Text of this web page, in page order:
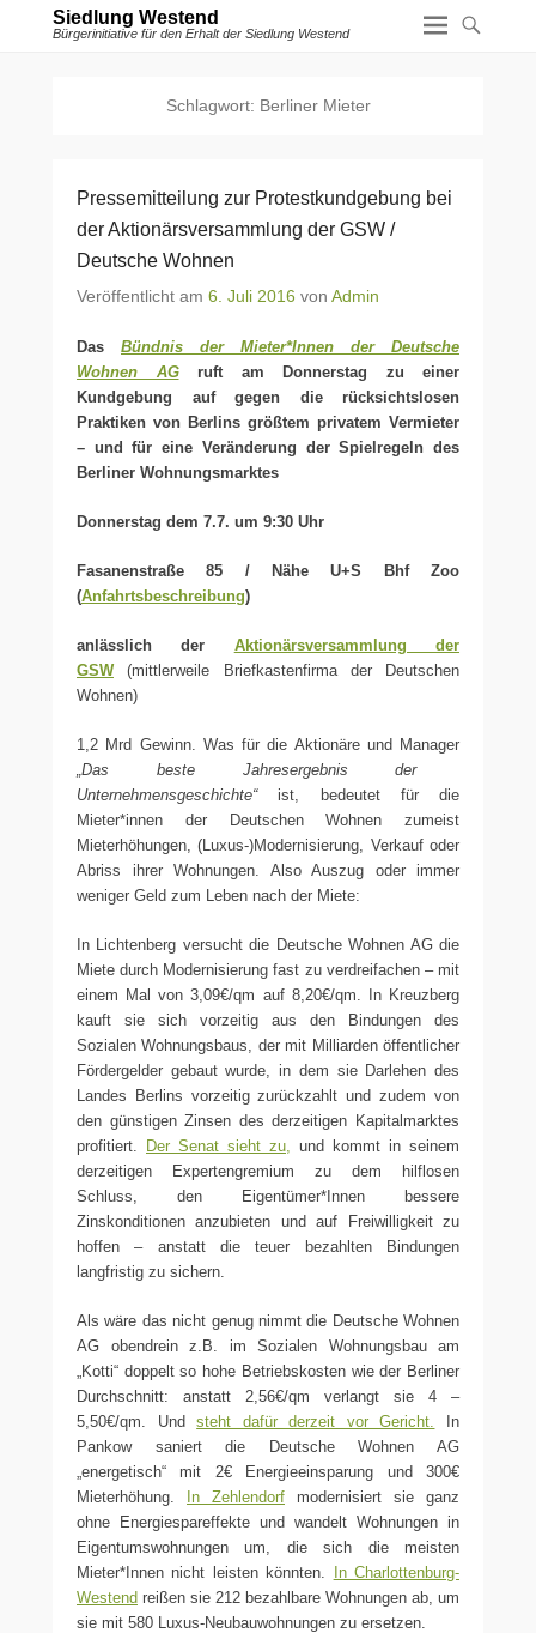
Siedlung Westend
Bürgerinitiative für den Erhalt der Siedlung Westend
Schlagwort: Berliner Mieter
Pressemitteilung zur Protestkundgebung bei
der Aktionärsversammlung der GSW /
Deutsche Wohnen
Veröffentlicht am 6. Juli 2016 von Admin
Das Bündnis der Mieter*Innen der Deutsche
Wohnen AGruft am Donnerstag zu einer
Kundgebung auf gegen die rücksichtslosen
Praktiken von Berlins größtem privatem Vermieter
– und für eine Veränderung der Spielregeln des
Berliner Wohnungsmarktes
Donnerstag dem 7.7. um 9:30 Uhr
Fasanenstraße 85 / Nähe U+S Bhf Zoo
(Anfahrtsbeschreibung)
anlässlich der Aktionärsversammlung der
GSW
(mittlerweile Briefkastenfirma der Deutschen
Wohnen)
1,2 Mrd Gewinn. Was für die Aktionäre und Manager
„Das beste Jahresergebnis der
Unternehmensgeschichte“ist, bedeutet für die
Mieter*innen der Deutschen Wohnen zumeist
Mieterhöhungen, (Luxus-)Modernisierung, Verkauf oder
Abriss ihrer Wohnungen. Also Auszug oder immer
weniger Geld zum Leben nach der Miete:
In Lichtenberg versucht die Deutsche Wohnen AG die
Miete durch Modernisierung fast zu verdreifachen – mit
einem Mal von 3,09€/qm auf 8,20€/qm. In Kreuzberg
kauft sie sich vorzeitig aus den Bindungen des
Sozialen Wohnungsbaus, der mit Milliarden öffentlicher
Fördergelder gebaut wurde, in dem sie Darlehen des
Landes Berlins vorzeitig zurückzahlt und zudem von
den günstigen Zinsen des derzeitigen Kapitalmarktes
profitiert.
Der Senat sieht zu, und kommt in seinem
derzeitigen Expertengremium zu dem hilflosen
Schluss, den Eigentümer*Innen bessere
Zinskonditionen anzubieten und auf Freiwilligkeit zu
hoffen – anstatt die teuer bezahlten Bindungen
langfristig zu sichern.
Als wäre das nicht genug nimmt die Deutsche Wohnen
AG obendrein z.B. im Sozialen Wohnungsbau am
„Kotti“ doppelt so hohe Betriebskosten wie der Berliner
Durchschnitt: anstatt 2,56€/qm verlangt sie 4 –
5,50€/qm. Undsteht dafür derzeit vor Gericht. In
Pankow saniert die Deutsche Wohnen AG
„energetisch“ mit 2€ Energieeinsparung und 300€
Mieterhöhung.
In Zehlendorf modernisiert sie ganz
ohne Energiespareffekte und wandelt Wohnungen in
Eigentumswohnungen um, die sich die meisten
Mieter*Innen nicht leisten könnten.
In Charlottenburg-
Westend reißen sie 212 bezahlbare Wohnungen ab, um
sie mit 580 Luxus-Neubauwohnungen zu ersetzen.